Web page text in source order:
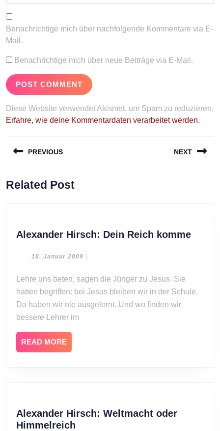
Benachrichtige mich über nachfolgende Kommentare via E-
Mail.
Benachrichtige mich über neue Beiträge via E-Mail.
Diese Website verwendet Akismet, um Spam zu reduzieren.
Erfahre, wie deine Kommentardaten verarbeitet werden.
PREVIOUS
post:
NEXT
Related Post
Alexander Hirsch: Dein Reich komme
18. Januar 2009 18.
|
hatten begriffen: bei Jesus bleiben wir in der Schule.
Da haben wir nie ausgelernt. Und wo finden wir
bessere Lehrer im
READ MORE
MORE
Alexander Hirsch: Weltmacht oder
Himmelreich